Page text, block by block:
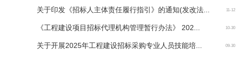
11-12
关于印发《招标人主体责任履行指引》的通知(发改法...
10-30
《工程建设项目招标代理机构管理暂行办法》 202...
09-30
关于开展2025年工程建设招标采购专业人员技能培...